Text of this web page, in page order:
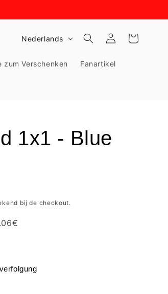
zum Verschenken Fanartikel
T
a
Nederlands Inloggen
Winkelwagen
1x1 - Blue
bij de checkout.
€